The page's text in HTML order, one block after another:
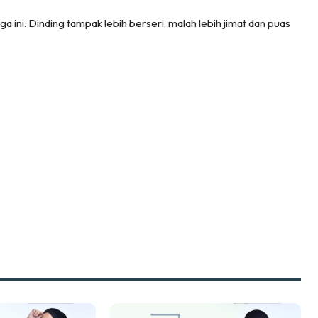
Impiana
ini. Dinding tampak lebih berseri, malah lebih jimat dan puas